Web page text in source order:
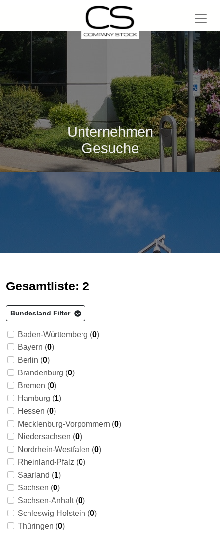
Unternehmen
Gesuche
Gesamtliste: 2
Bundesland Filter
Baden-Württemberg (0)
Bayern (0)
Berlin (0)
Brandenburg (0)
Bremen (0)
Hamburg (1)
Hessen (0)
Mecklenburg-Vorpommern (0)
Niedersachsen (0)
Nordrhein-Westfalen (0)
Rheinland-Pfalz (0)
Saarland (1)
Sachsen (0)
Sachsen-Anhalt (0)
Schleswig-Holstein (0)
Thüringen (0)